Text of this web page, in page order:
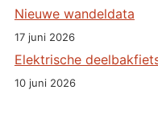
Nieuwe wandeldata
17 juni 2026
Elektrische
10 juni 2026